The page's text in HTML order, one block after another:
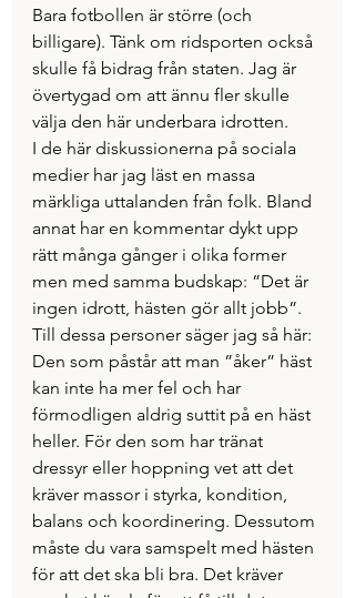
Bara fotbollen är större (och
billigare). Tänk om ridsporten också
skulle få bidrag från staten. Jag är
övertygad om att ännu fler skulle
välja den här underbara idrotten.
I de här diskussionerna på sociala
medier har jag läst en massa
märkliga uttalanden från folk. Bland
annat har en kommentar dykt upp
rätt många gånger i olika former
men med samma budskap: ”Det är
ingen idrott, hästen gör allt jobb”.
Till dessa personer säger jag så här:
Den som påstår att man ”åker” häst
kan inte ha mer fel och har
förmodligen aldrig suttit på en häst
heller. För den som har tränat
dressyr eller hoppning vet att det
kräver massor i styrka, kondition,
balans och koordinering. Dessutom
måste du vara samspelt med hästen
för att det ska bli bra. Det kräver